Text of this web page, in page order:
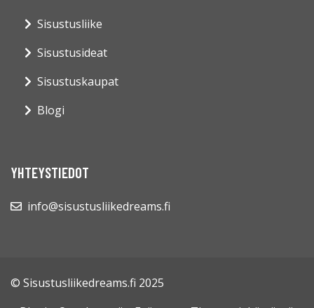
Sisustusliike
Sisustusideat
Sisustuskaupat
Blogi
YHTEYSTIEDOT
info@sisustusliikedreams.fi
© Sisustusliikedreams.fi 2025